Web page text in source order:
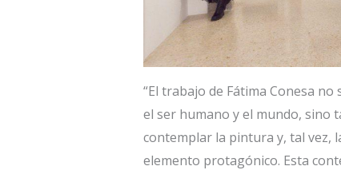
“El trabajo de Fátima Conesa
el ser humano y el mundo, sino
contemplar la pintura y, tal vez,
elemento protagónico. Esta